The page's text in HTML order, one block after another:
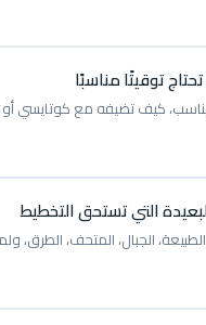
توقيتًا مناسبًا
كيف تضيفه مع كوتايسي أو
التي تستحق التخطيط
الجبال، المتحف، الطرق،